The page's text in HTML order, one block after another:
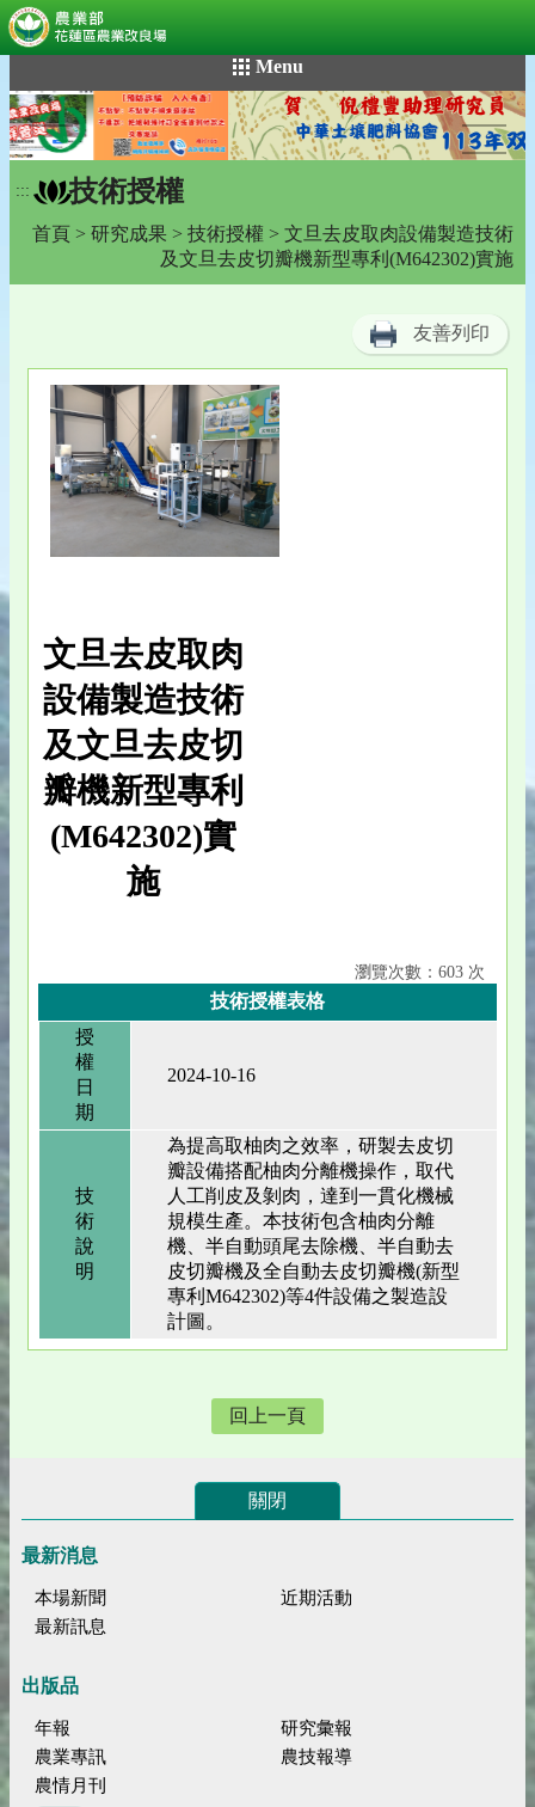
到
主
要
內
容
Menu
::: 技術授權
首頁 > 研究成果 > 技術授權 > 文旦去皮取肉設備製造技術
及文旦去皮切瓣機新型專利(M642302)實施
友善列印
文旦去皮取肉
設備製造技術
及文旦去皮切
瓣機新型專利
(M642302)實
施
瀏覽次數：603 次
技術授權表格
授
權
日
期
2024-10-16
技
術
說
明
為提高取柚肉之效率，研製去皮切
瓣設備搭配柚肉分離機操作，取代
人工削皮及剝肉，達到一貫化機械
規模生產。本技術包含柚肉分離
機、半自動頭尾去除機、半自動去
皮切瓣機及全自動去皮切瓣機(新型
專利M642302)等4件設備之製造設
計圖。
回上一頁
關閉
最新消息
本場新聞
近期活動
最新訊息
出版品
年報
研究彙報
農業專訊
農技報導
農情月刊